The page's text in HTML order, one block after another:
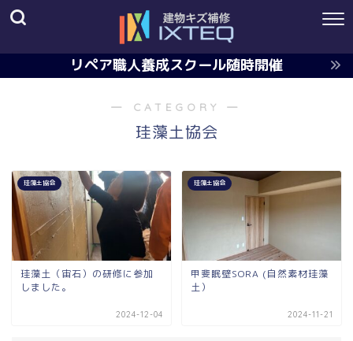
リペア職人養成スクール随時開催
― CATEGORY ―
珪藻土協会
珪藻土協会
珪藻土（宙石）の研修に参加
しました。
2024-12-04
珪藻土協会
甲斐眠壁SORA (自然素材珪藻
土）
2024-11-21